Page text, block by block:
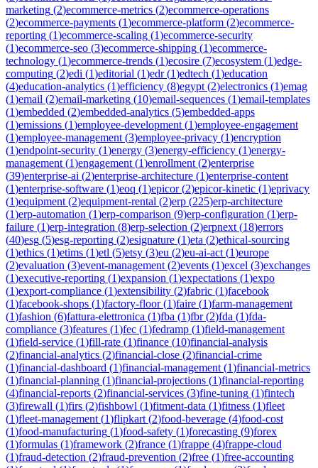
marketing (2)ecommerce-metrics (2)ecommerce-operations
(2)ecommerce-payments (1)ecommerce-platform (2)ecommerce-
reporting (1)ecommerce-scaling (1)ecommerce-security
(1)ecommerce-seo (3)ecommerce-shipping (1)ecommerce-
technology (1)ecommerce-trends (1)ecosire (7)ecosystem (1)edge-
computing (2)edi (1)editorial (1)edr(1)edtech (1)education
(4)education-analytics (1)efficiency (8)egypt (2)electronics (1)emag
(1)email (2)email-marketing (10)email-sequences (1)email-templates
(1)embedded (2)embedded-analytics (5)embedded-apps
(1)emissions (1)employee-development (1)employee-engagement
(1)employee-management (3)employee-privacy (1)encryption
(1)endpoint-security (1)energy (3)energy-efficiency (1)energy-
management (1)engagement (1)enrollment (2)enterprise
(39)enterprise-ai (2)enterprise-architecture (1)enterprise-content
(1)enterprise-software (1)eoq (1)epicor(2)epicor-kinetic (1)eprivacy
(1)equipment (2)equipment-rental (2)erp (225)erp-architecture
(1)erp-automation (1)erp-comparison (9)erp-configuration (1)erp-
failure (1)erp-integration (8)erp-selection (2)erpnext (18)errors
(40)esg (5)esg-reporting (2)esignature (1)eta (2)ethical-sourcing
(1)ethics (1)etims (1)etl (5)etsy (3)eu (2)eu-ai-act (1)europe
(2)evaluation (3)event-management (2)events (1)excel (3)exchanges
(1)executive-reporting (1)expansion (1)expectations (1)expo
(1)export-compliance (1)extensibility (2)fabric (1)facebook
(1)facebook-shops (1)factory-floor(1)faire (1)farm-management
(1)fashion (6)fattura-elettronica (1)fba (1)fbr(2)fda (1)fda-
compliance (3)features (1)fec (1)fedramp (1)field-management
(1)field-service (1)fill-rate (1)finance (10)financial-analysis
(2)financial-analytics (2)financial-close (2)financial-crime
(1)financial-dashboard (1)financial-management (1)financial-metrics
(1)financial-planning (1)financial-projections (1)financial-reporting
(4)financial-reports (2)financial-services (3)fine-tuning (1)fintech
(3)firewall (1)firs (2)fishbowl (1)fitment-data (1)fitness (1)fleet
(1)fleet-management (1)flipkart (2)food-beverage (4)food-cost
(1)food-manufacturing (1)food-safety (1)forecasting (9)forex
(1)formulas (1)framework (2)france (1)frappe (4)frappe-cloud
(1)fraud-detection (2)fraud-prevention (2)free (1)free-accounting